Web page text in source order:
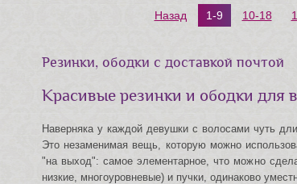
Назад 1-9 10-18
Резинки, ободки с доставкой почтой
Красивые резинки и ободки для
Наверняка у каждой девушки с волосами чуть
Это незаменимая вещь, которую можно
"на выход": самое элементарное, что можно
низкие, многоуровневые) и пучки, одинаково